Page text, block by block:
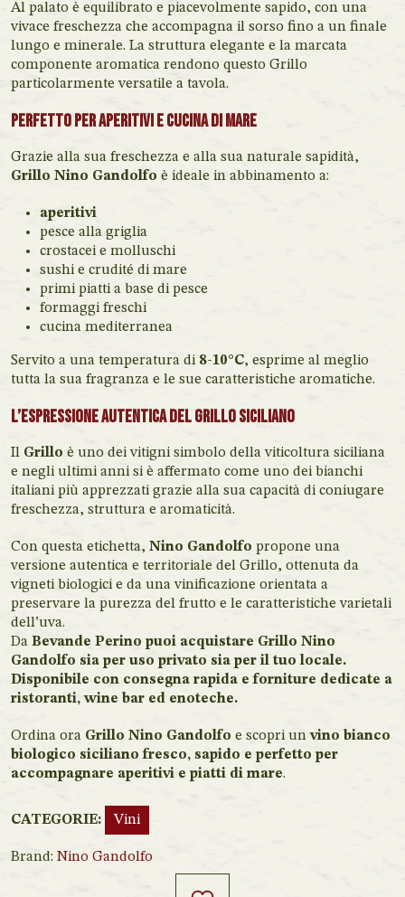
Al palato è equilibrato e piacevolmente sapido, con una
vivace freschezza che accompagna il sorso fino a un finale
lungo e minerale. La struttura elegante e la marcata
componente aromatica rendono questo Grillo
particolarmente versatile a tavola.
Perfetto per aperitivi e cucina di mare
Grazie alla sua freschezza e alla sua naturale sapidità,
Grillo Nino Gandolfo è ideale in abbinamento a:
aperitivi
pesce alla griglia
crostacei e molluschi
sushi e crudité di mare
primi piatti a base di pesce
formaggi freschi
cucina mediterranea
Servito a una temperatura di 8-10°C, esprime al meglio
tutta la sua fragranza e le sue caratteristiche aromatiche.
L’espressione autentica del Grillo siciliano
Il Grillo è uno dei vitigni simbolo della viticoltura siciliana
e negli ultimi anni si è affermato come uno dei bianchi
italiani più apprezzati grazie alla sua capacità di coniugare
freschezza, struttura e aromaticità.
Con questa etichetta, Nino Gandolfo propone una
versione autentica e territoriale del Grillo, ottenuta da
vigneti biologici e da una vinificazione orientata a
preservare la purezza del frutto e le caratteristiche varietali
dell’uva.
Da Bevande Perino puoi acquistare Grillo Nino
Gandolfo sia per uso privato sia per il tuo locale.
Disponibile con consegna rapida e forniture dedicate a
ristoranti, wine bar ed enoteche.
Ordina ora Grillo Nino Gandolfo e scopri unvino bianco
biologico siciliano fresco, sapido e perfetto per
accompagnare aperitivi e piatti di mare.
CATEGORIE: Vini
Brand: Nino Gandolfo